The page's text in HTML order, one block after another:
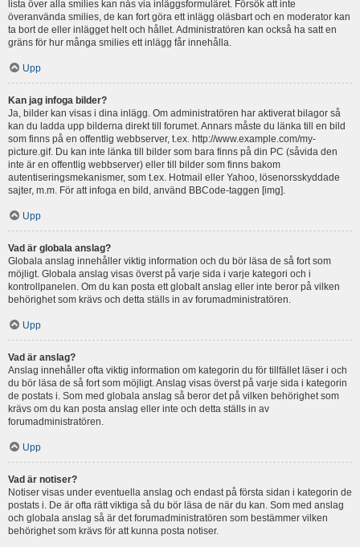
lista över alla smilies kan nås via inläggsformuläret. Försök att inte
överanvända smilies, de kan fort göra ett inlägg oläsbart och en moderator kan
ta bort de eller inlägget helt och hållet. Administratören kan också ha satt en
gräns för hur många smilies ett inlägg får innehålla.
Upp
Kan jag infoga bilder?
Ja, bilder kan visas i dina inlägg. Om administratören har aktiverat bilagor så
kan du ladda upp bilderna direkt till forumet. Annars måste du länka till en bild
som finns på en offentlig webbserver, t.ex. http://www.example.com/my-
picture.gif. Du kan inte länka till bilder som bara finns på din PC (såvida den
inte är en offentlig webbserver) eller till bilder som finns bakom
autentiseringsmekanismer, som t.ex. Hotmail eller Yahoo, lösenorsskyddade
sajter, m.m. För att infoga en bild, använd BBCode-taggen [img].
Upp
Vad är globala anslag?
Globala anslag innehåller viktig information och du bör läsa de så fort som
möjligt. Globala anslag visas överst på varje sida i varje kategori och i
kontrollpanelen. Om du kan posta ett globalt anslag eller inte beror på vilken
behörighet som krävs och detta ställs in av forumadministratören.
Upp
Vad är anslag?
Anslag innehåller ofta viktig information om kategorin du för tillfället läser i och
du bör läsa de så fort som möjligt. Anslag visas överst på varje sida i kategorin
de postats i. Som med globala anslag så beror det på vilken behörighet som
krävs om du kan posta anslag eller inte och detta ställs in av
forumadministratören.
Upp
Vad är notiser?
Notiser visas under eventuella anslag och endast på första sidan i kategorin de
postats i. De är ofta rätt viktiga så du bör läsa de när du kan. Som med anslag
och globala anslag så är det forumadministratören som bestämmer vilken
behörighet som krävs för att kunna posta notiser.